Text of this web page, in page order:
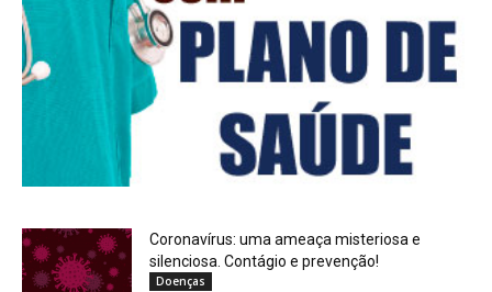
Coronavírus: uma ameaça misteriosa e
silenciosa. Contágio e prevenção!
Doenças